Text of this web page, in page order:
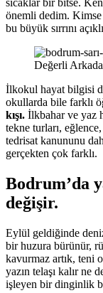
önemli dedim.
bu büyük sırrını
Değerli
İlkokul hayat bilgisi
okullarda bile farklı
kışı. İlkbahar ve yaz
tekne turları,
tedrisat kanununu
gerçekten çok farklı.
Bodrum’da
değişir.
Eylül geldiğinde
bir huzura bürünür,
kavurmaz artık, teni
yazın telaşı kalır ne
işleyen bir dinginlik